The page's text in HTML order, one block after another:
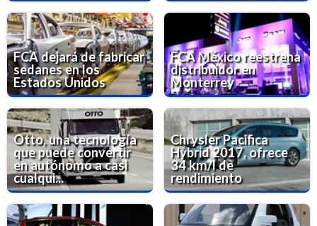
FCA dejará de fabricar
sedanes en los
Estados Unidos
FCA México reestrena
distribuidor en
Monterrey
Otto, una tecnología
que puede convertir
en autónomo a casi
cualqui...
Chrysler Pacifica
Hybrid 2017, ofrece
34 km/l de
rendimiento